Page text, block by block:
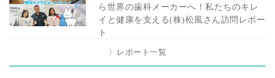
ら世界の歯科メーカーへ！私たちのキレ
イと健康を支える(株)松風さん訪問レポー
ト
〉レポート一覧